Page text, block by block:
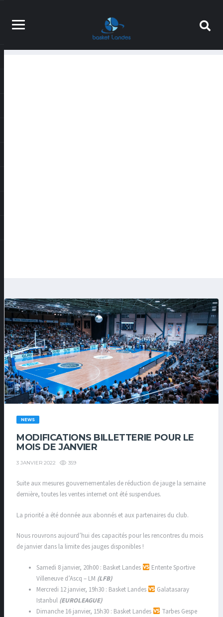
NEWS
MODIFICATIONS BILLETTERIE POUR LE
MOIS DE JANVIER
3 JANVIER 2022 359
Suite aux mesures gouvernementales de réduction de jauge la semaine
dernière, toutes les ventes internet ont été suspendues.
La priorité a été donnée aux abonnés et aux partenaires du club.
Nous rouvrons aujourd’hui des capacités pour les rencontres du mois
de janvier dans la limite des jauges disponibles !
Samedi 8 janvier, 20h00 : Basket Landes
Entente Sportive
Villeneuve d’Ascq – LM (LFB)
Mercredi 12 janvier, 19h30 : Basket Landes
Galatasaray
Istanbul (EUROLEAGUE)
Dimanche 16 janvier, 15h30 : Basket Landes
Tarbes Gespe